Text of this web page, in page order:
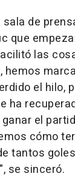
de
que
las
hemos
el hilo,
ha
el
cómo
tantos
se sinceró.